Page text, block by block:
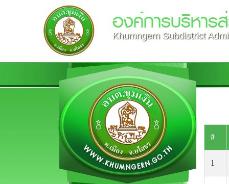
องค์การบริหาร
Khumngern Subdistrict
#
1